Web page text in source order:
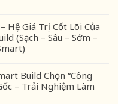
Hệ Giá Trị Cốt Lõi Của
(Sạch – Sâu – Sớm –
Build Chọn “Công
– Trải Nghiệm Làm